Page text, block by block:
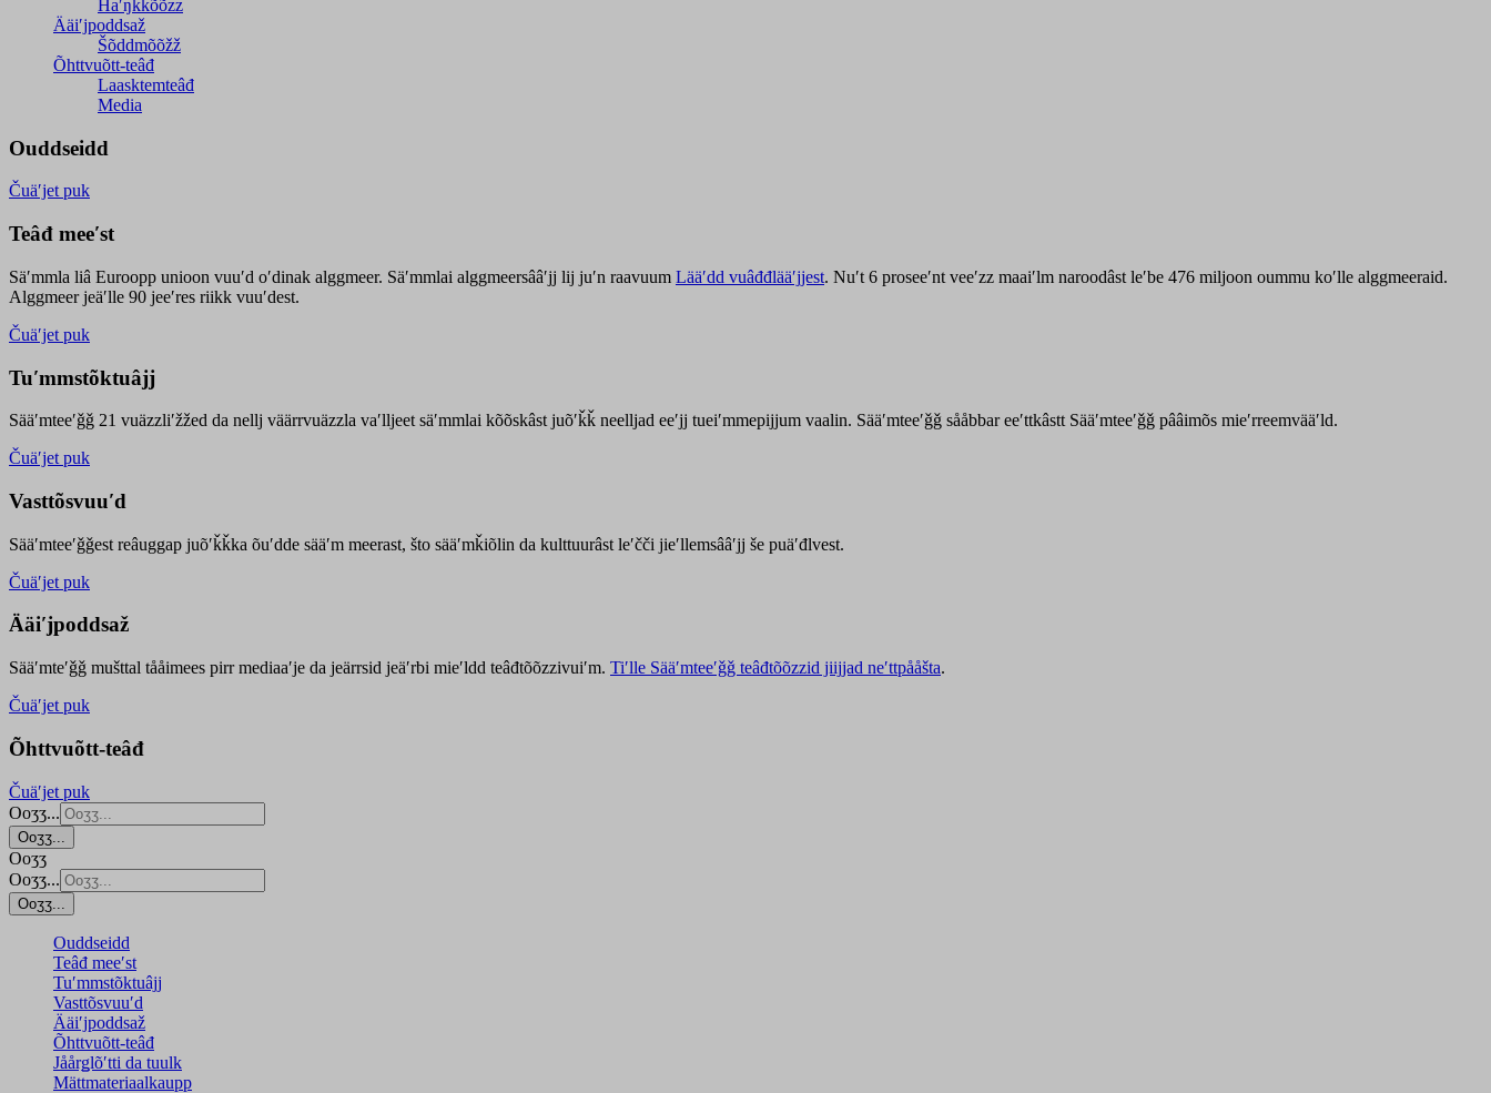
Haʹŋǩǩõõzz
Ääiʹjpoddsaž
Šõddmõõžž
Õhttvuõtt-teâđ
Laasktemteâđ
Media
Ouddseidd
Čuäʹjet puk
Teâđ meeʹst
Säʹmmla liâ Euroopp unioon vuuʹd oʹdinak alggmeer. Säʹmmlai alggmeersââʹjj lij juʹn raavuum Lääʹdd vuâđđlääʹjjest. Nuʹt 6 proseeʹnt veeʹzz maaiʹlm naroodâst leʹbe 476 miljoon oummu koʹlle alggmeeraid.
Alggmeer jeäʹlle 90 jeeʹres riikk vuuʹdest.
Čuäʹjet puk
Tuʹmmstõktuâjj
Sääʹmteeʹǧǧ 21 vuäzzliʹžžed da nellj väärrvuäzzla vaʹlljeet säʹmmlai kõõskâst juõʹǩǩ neelljad eeʹjj tueiʹmmepijjum vaalin. Sääʹmteeʹǧǧ sååbbar eeʹttkâstt Sääʹmteeʹǧǧ pââimõs mieʹrreemvääʹld.
Čuäʹjet puk
Vasttõsvuuʹd
Sääʹmteeʹǧǧest reâuggap juõʹǩǩka õuʹdde sääʹm meerast, što sääʹmǩiõlin da kulttuurâst leʹčči jieʹllemsââʹjj še puäʹđlvest.
Čuäʹjet puk
Ääiʹjpoddsaž
Sääʹmteʹǧǧ mušttal tååimees pirr mediaaʹje da jeärrsid jeäʹrbi mieʹldd teâđtõõzzivuiʹm. Tiʹlle Sääʹmteeʹǧǧ teâđtõõzzid jiijjad neʹttpååšta.
Čuäʹjet puk
Õhttvuõtt-teâđ
Čuäʹjet puk
Ooʒʒ...
Ooʒʒ...
Ooʒʒ
Ooʒʒ...
Ooʒʒ...
Ouddseidd
Teâđ meeʹst
Tuʹmmstõktuâjj
Vasttõsvuuʹd
Ääiʹjpoddsaž
Õhttvuõtt-teâđ
Jåårǥlõʹtti da tuulk
Mättmateriaalkaupp